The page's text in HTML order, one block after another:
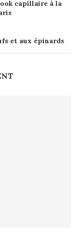
capillaire à la
et aux épinards